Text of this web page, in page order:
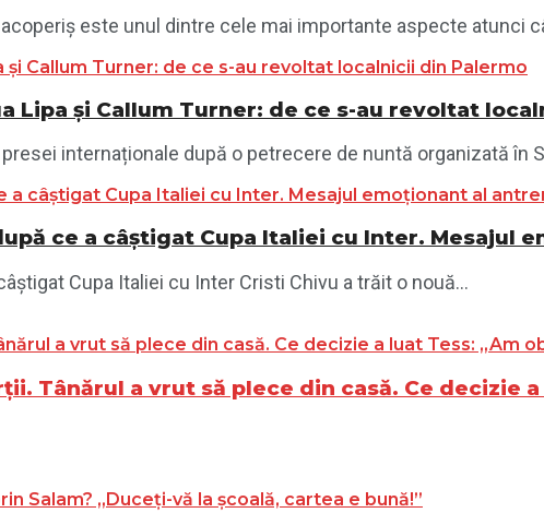
este unul dintre cele mai importante aspecte atunci
Lipa și Callum Turner: de ce s-au revoltat
internaționale după o petrecere de nuntă organizată în
ce a câștigat Cupa Italiei cu Inter. Mesajul
Cupa Italiei cu Inter Cristi Chivu a trăit o nouă...
Tânărul a vrut să plece din casă. Ce decizie